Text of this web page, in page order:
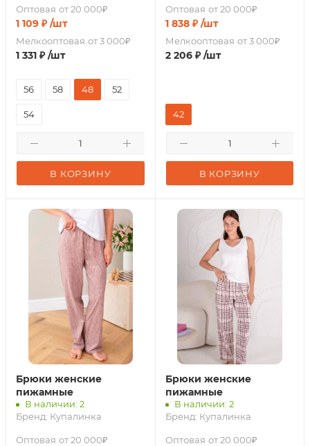
Оптовая от 20 000₽
1 109 ₽ /шт
Мелкооптовая от 3 000₽
1 331 ₽ /шт
В КОРЗИНУ
56 58 48 52
54
Оптовая от 20 000₽
1 838₽ /шт
Мелкооптовая от 3 000₽
2 206₽ /шт
В КОРЗИНУ
42
Брюки женские
пижамные
В наличии: 2
Бренд: Купалинка
Оптовая от 20 000₽
Брюки женские
пижамные
В наличии: 2
Бренд: Купалинка
Оптовая от 20 000₽